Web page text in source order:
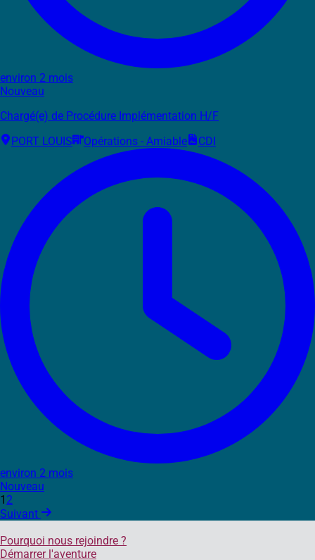
environ 2 mois
Nouveau
Chargé(e) de Procédure Implémentation H/F
PORT LOUIS
Opérations - Amiable CDI
environ 2 mois
Nouveau
1 2
Suivant
Pourquoi nous rejoindre ?
Démarrer l'aventure